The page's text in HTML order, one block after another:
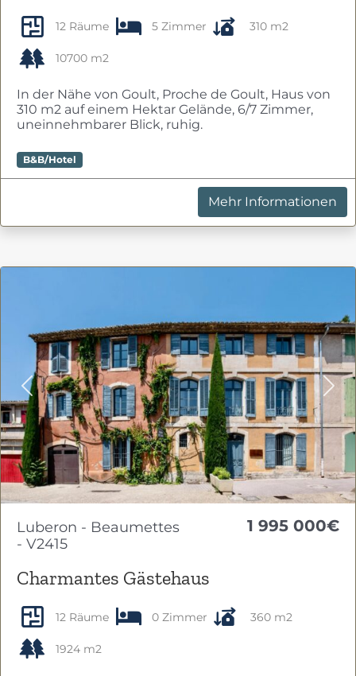
12 Räume 5 Zimmer 310 m2
10700 m2
In der Nähe von Goult, Proche de Goult, Haus von
310 m2 auf einem Hektar Gelände, 6/7 Zimmer,
uneinnehmbarer Blick, ruhig.
B&B/Hotel
Mehr Informationen
Previous
Luberon - Beaumettes
- V2415
1 995 000€
Charmantes Gästehaus
12 Räume 0 Zimmer 360 m2
1924 m2